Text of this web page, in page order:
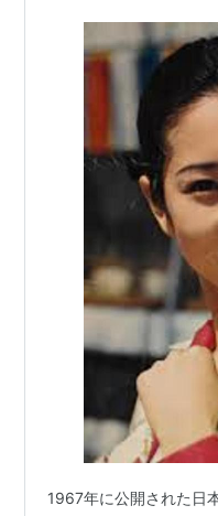
1967年に公開された日